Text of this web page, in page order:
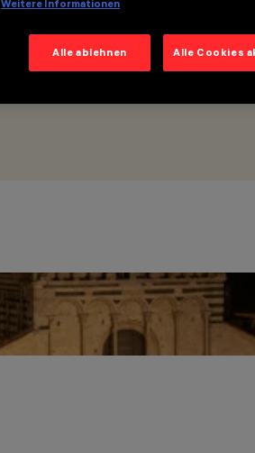
Weitere Informationen
Alle ablehnen Alle Cookies